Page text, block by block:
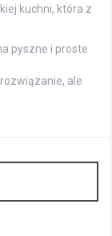
kuchni, która z
pyszne i proste
ale